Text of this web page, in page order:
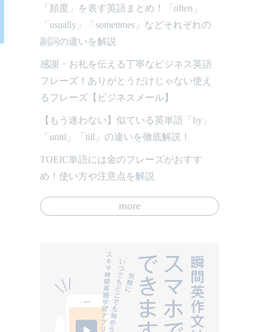
「頻度」を表す英語まとめ！「often」
「usually」「sometimes」などそれぞれの
副詞の違いを解説
感謝・お礼を伝える丁寧なビジネス英語
フレーズ！ありがとうだけじゃない使え
るフレーズ【ビジネスメール】
【もう迷わない】似ている英単語「by」
「until」「till」の違いを徹底解説！
TOEIC単語には金のフレーズがおすす
め！使い方や注意点を解説
more